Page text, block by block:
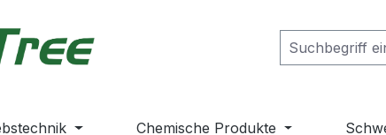
Chemische Produkte